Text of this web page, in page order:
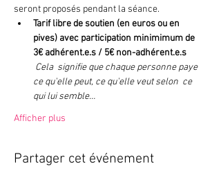
seront proposés pendant la séance.
Tarif libre de soutien (en euros ou en
pives) avec participation minimimum de
3€ adhérent.e.s / 5€ non-adhérent.e.s
Cela  signifie que chaque personne paye
ce qu'elle peut, ce qu'elle veut selon  ce
qui lui semble…
Afficher plus
Partager cet événement